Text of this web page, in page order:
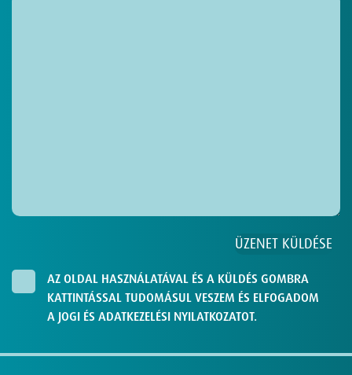
AZ OLDAL HASZNÁLATÁVAL ÉS A KÜLDÉS GOMBRA
KATTINTÁSSAL TUDOMÁSUL VESZEM ÉS ELFOGADOM
A JOGI ÉS ADATKEZELÉSI NYILATKOZATOT.